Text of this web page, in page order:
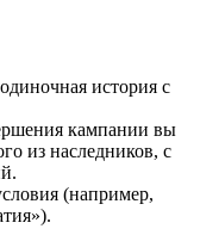
история с
кампании вы
из наследников, с
(например,